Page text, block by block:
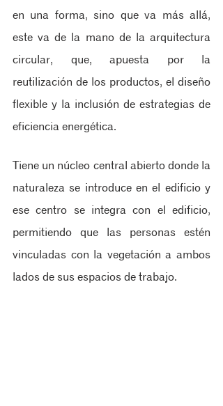
en una forma, sino que va más allá,
este va de la mano de la arquitectura
circular, que, apuesta por la
reutilización de los productos, el diseño
flexible y la inclusión de estrategias de
eficiencia energética.
Tiene un núcleo central abierto donde la
naturaleza se introduce en el edificio y
ese centro se integra con el edificio,
permitiendo que las personas estén
vinculadas con la vegetación a ambos
lados de sus espacios de trabajo.